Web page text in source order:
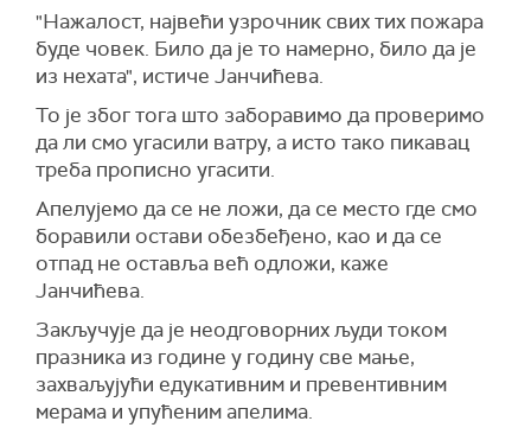
"Нажалост, највећи узрочник свих тих пожара
буде човек. Било да је то намерно, било да је
из нехата", истиче Јанчићева.
То је због тога што заборавимо да проверимо
да ли смо угасили ватру, а исто тако пикавац
треба прописно угасити.
Апелујемо да се не ложи, да се место где смо
боравили остави обезбеђено, као и да се
отпад не оставља већ одложи, каже
Јанчићева.
Закључује да је неодговорних људи током
празника из године у годину све мање,
захваљујући едукативним и превентивним
мерама и упућеним апелима.